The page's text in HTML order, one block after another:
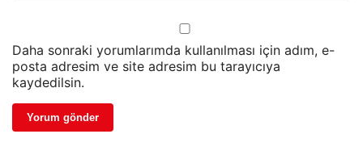
Daha sonraki yorumlarımda kullanılması için adım, e-
posta adresim ve site adresim bu tarayıcıya
kaydedilsin.